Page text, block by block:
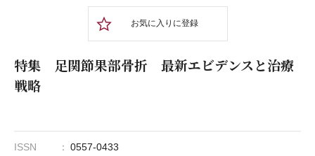
お気に入りに登録
特集 足関節果部骨折 最新エビデンスと治療
戦略
ISSN 0557-0433